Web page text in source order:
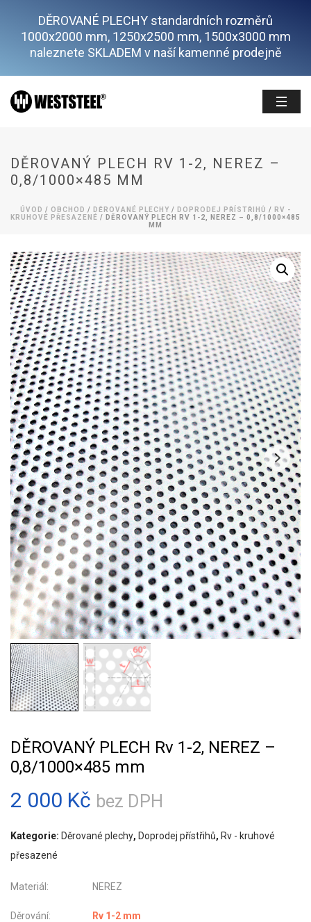
DĚROVANÉ PLECHY standardních rozměrů
1000x2000 mm, 1250x2500 mm, 1500x3000 mm
naleznete SKLADEM v naší kamenné prodejně
DĚROVANÝ PLECH RV 1-2, NEREZ –
0,8/1000×485 MM
ÚVOD / OBCHOD / DĚROVANÉ PLECHY / DOPRODEJ PŘÍSTŘIHŮ / RV -
KRUHOVÉ PŘESAZENÉ / DĚROVANÝ PLECH RV 1-2, NEREZ – 0,8/1000×485
MM
DĚROVANÝ PLECH Rv 1-2, NEREZ –
0,8/1000×485 mm
2 000 Kč bez DPH
Kategorie: Děrované plechy, Doprodej přístřihů, Rv - kruhové
přesazené
Materiál: NEREZ
Děrování: Rv 1-2 mm